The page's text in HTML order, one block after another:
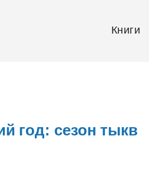
Книги
год: сезон тыкв